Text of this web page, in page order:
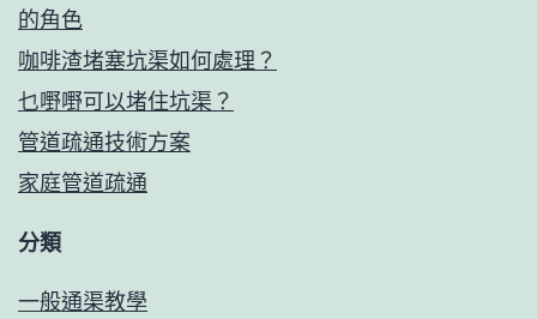
的角色
咖啡渣堵塞坑渠如何處理？
乜嘢嘢可以堵住坑渠？
管道疏通技術方案
家庭管道疏通
分類
一般通渠教學